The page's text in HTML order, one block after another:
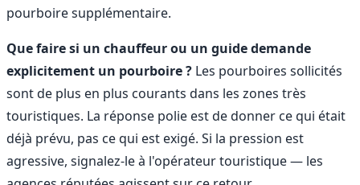
pourboire supplémentaire.
Que faire si un chauffeur ou un guide demande
explicitement un pourboire ? Les pourboires sollicités
sont de plus en plus courants dans les zones très
touristiques. La réponse polie est de donner ce qui était
déjà prévu, pas ce qui est exigé. Si la pression est
agressive, signalez-le à l'opérateur touristique — les